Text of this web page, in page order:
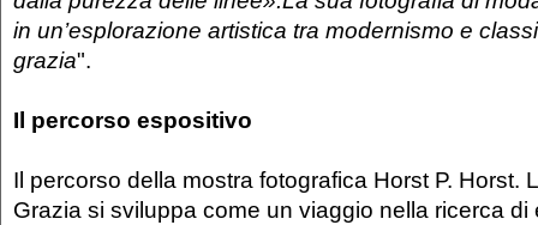
in un’esplorazione artistica tra modernismo e
grazia".
Il percorso espositivo
Il percorso della mostra fotografica Horst P. Horst.
Grazia si sviluppa come un viaggio nella ricerca di